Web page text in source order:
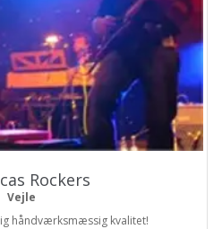
Rockers
Vejle
håndværksmæssig kvalitet!